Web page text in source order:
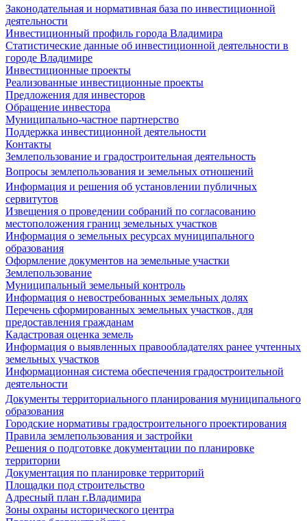
Законодательная и нормативная база по инвестиционной
деятельности
Инвестиционный профиль города Владимира
Статистические данные об инвестиционной деятельности в
городе Владимире
Инвестиционные проекты
Реализованные инвестиционные проекты
Предложения для инвесторов
Обращение инвестора
Муниципально-частное партнерство
Поддержка инвестиционной деятельности
Контакты
Землепользование и градостроительная деятельность
Вопросы землепользования и земельных отношений
Информация и решения об установлении публичных
сервитутов
Извещения о проведении собраний по согласованию
местоположения границ земельных участков
Информация о земельных ресурсах муниципального
образования
Оформление документов на земельные участки
Землепользование
Муниципальный земельный контроль
Информация о невостребованных земельных долях
Перечень сформированных земельных участков, для
предоставления гражданам
Кадастровая оценка земель
Информация о выявленных правообладателях ранее учтенных
земельных участков
Информационная система обеспечения градостроительной
деятельности
Документы территориального планирования муниципального
образования
Городские нормативы градостроительного проектирования
Правила землепользования и застройки
Решения о подготовке документации по планировке
территории
Документация по планировке территорий
Площадки под строительство
Адресный план г.Владимира
Зоны охраны исторического центра